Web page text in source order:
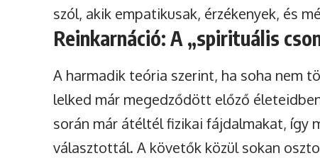
szól, akik empatikusak, érzékenyek, és
Reinkarnáció: A „spirituális
A harmadik teória szerint, ha soha nem
lelked már megedződött előző
során már átéltél fizikai fájdalmakat, így
választottál. A követők közül sokan